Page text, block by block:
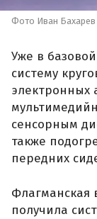
Фото Иван
Уже в
систему
электронных
сенсорным
также
передних
Флагманская
получила